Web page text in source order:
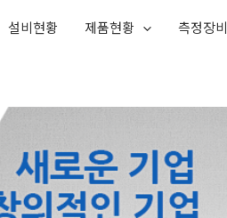
설비현황 제품현황 측정장비